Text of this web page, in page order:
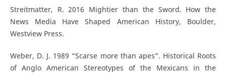
Streitmatter, R. 2016 Mightier than the Sword. How the
News Media Have Shaped American History, Boulder,
Westview Press.
Weber, D. J. 1989 “Scarse more than apes”. Historical Roots
of Anglo American Stereotypes of the Mexicans in the